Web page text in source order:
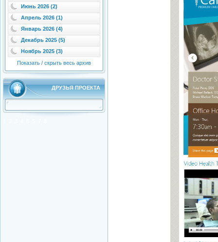
Июнь 2026 (2)
Апрель 2026 (1)
Январь 2026 (4)
Декабрь 2025 (5)
Ноябрь 2025 (3)
Показать / скрыть весь архив
ДРУЗЬЯ ПРОЕКТА